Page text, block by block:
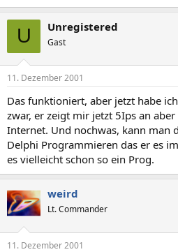
U Unregistered
Gast
11. Dezember 2001
Das funktioniert, aber jetzt habe
zwar, er zeigt mir jetzt 5Ips an
Internet. Und nochwas, kann man
Delphi Programmieren das er es
es vielleicht schon so ein Prog.
weird
Lt. Commander
11. Dezember 2001